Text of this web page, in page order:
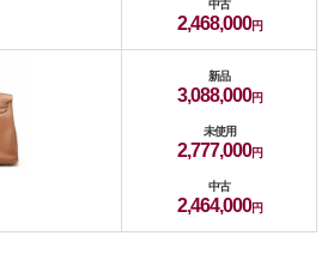
中古
2,468,000
新品
3,088,000
未使用
2,777,000
中古
2,464,000